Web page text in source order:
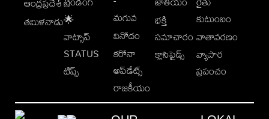
తమిళనాడు🌟
వాట్సాప్
STATUS
టిప్స్
మగువ
వినోదం
కరోనా
అప్‌డేట్స్
రాజకీయం
భక్తి
సమాచారం
క్లాసిఫైడ్స్
కుటుంబం
వాతావరణం
వ్యాపార
ప్రపంచం